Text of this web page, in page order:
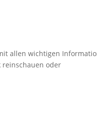
allen wichtigen
reinschauen oder